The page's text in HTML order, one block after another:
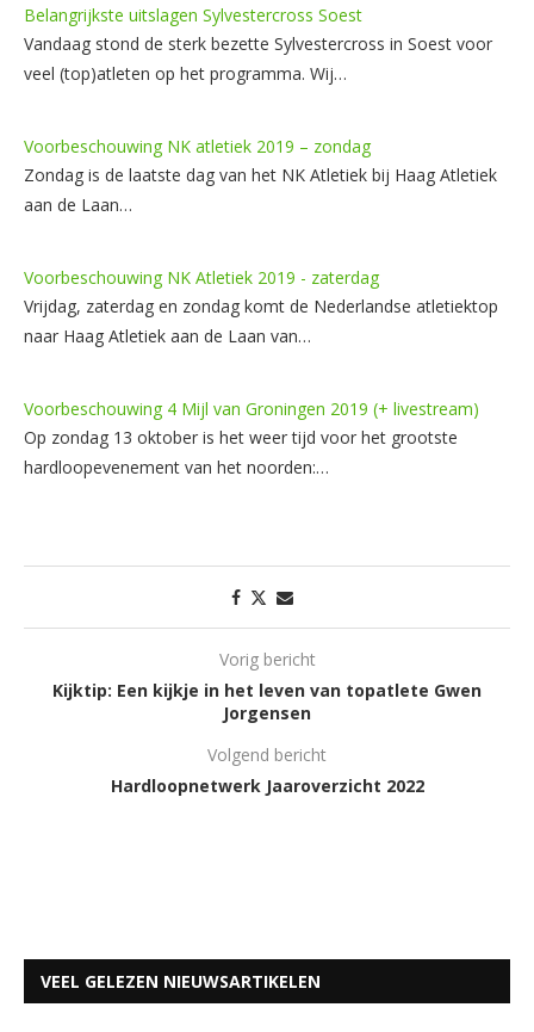
Belangrijkste uitslagen Sylvestercross Soest
Vandaag stond de sterk bezette Sylvestercross in Soest voor
veel (top)atleten op het programma. Wij…
Voorbeschouwing NK atletiek 2019 – zondag
Zondag is de laatste dag van het NK Atletiek bij Haag Atletiek
aan de Laan…
Voorbeschouwing NK Atletiek 2019 - zaterdag
Vrijdag, zaterdag en zondag komt de Nederlandse atletiektop
naar Haag Atletiek aan de Laan van…
Voorbeschouwing 4 Mijl van Groningen 2019 (+ livestream)
Op zondag 13 oktober is het weer tijd voor het grootste
hardloopevenement van het noorden:…
Vorig bericht
Kijktip: Een kijkje in het leven van topatlete Gwen
Jorgensen
Volgend bericht
Hardloopnetwerk Jaaroverzicht 2022
VEEL GELEZEN NIEUWSARTIKELEN